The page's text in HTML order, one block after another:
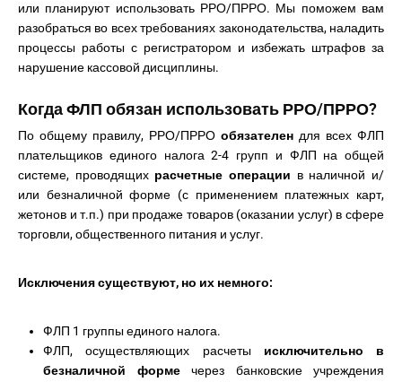
или планируют использовать РРО/ПРРО. Мы поможем вам
разобраться во всех требованиях законодательства, наладить
процессы работы с регистратором и избежать штрафов за
нарушение кассовой дисциплины.
Когда ФЛП обязан использовать РРО/ПРРО?
По общему правилу, РРО/ПРРО обязателен для всех ФЛП
плательщиков единого налога 2-4 групп и ФЛП на общей
системе, проводящих расчетные операции в наличной и/
или безналичной форме (с применением платежных карт,
жетонов и т.п.) при продаже товаров (оказании услуг) в сфере
торговли, общественного питания и услуг.
Исключения существуют, но их немного:
ФЛП 1 группы единого налога.
ФЛП, осуществляющих расчеты исключительно в
безналичной форме через банковские учреждения